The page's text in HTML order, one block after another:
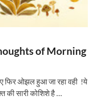
of Morning
फिर ओझल हुआ जा रहा वही !ये
की सारी कोशिशे है …